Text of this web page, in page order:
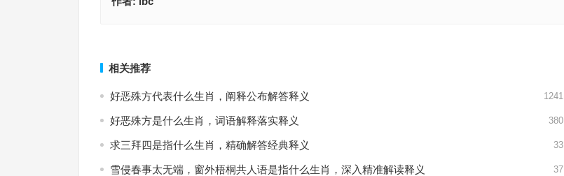
相关推荐
好恶殊方代表什么生肖，阐释公布解答释义 1241
好恶殊方是什么生肖，词语解释落实释义 380
求三拜四是指什么生肖，精确解答经典释义 33
雪侵春事太无端，窗外梧桐共人语是指什么生肖，深入精准解读释义 37